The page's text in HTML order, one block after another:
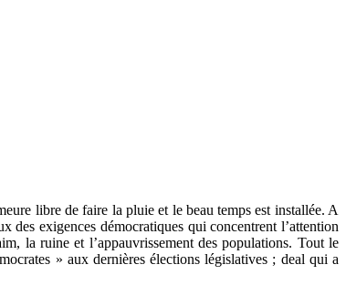
libre de faire la pluie et le beau temps est installée. A
des exigences démocratiques qui concentrent l’attention
la ruine et l’appauvrissement des populations. Tout le
» aux dernières élections législatives ; deal qui a